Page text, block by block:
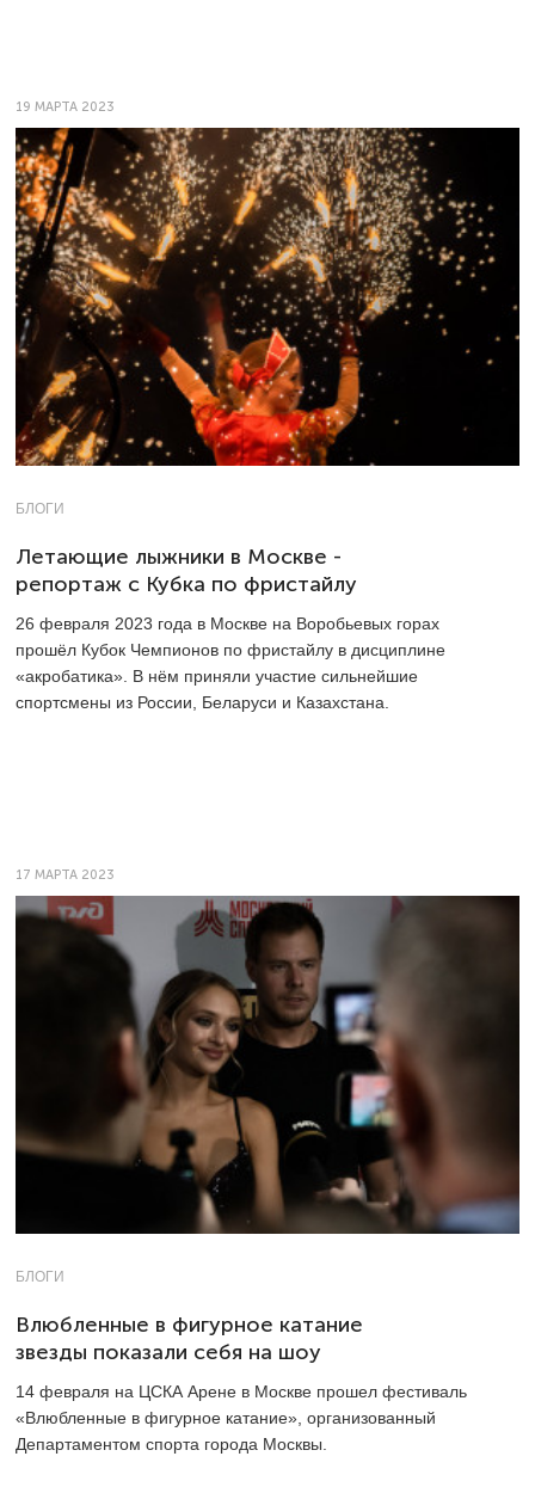
19 МАРТА 2023
БЛОГИ
Летающие лыжники в Москве -
репортаж с Кубка по фристайлу
26 февраля 2023 года в Москве на Воробьевых горах
прошёл Кубок Чемпионов по фристайлу в дисциплине
«акробатика». В нём приняли участие сильнейшие
спортсмены из России, Беларуси и Казахстана.
17 МАРТА 2023
БЛОГИ
Влюбленные в фигурное катание
звезды показали себя на шоу
14 февраля на ЦСКА Арене в Москве прошел фестиваль
«Влюбленные в фигурное катание», организованный
Департаментом спорта города Москвы.